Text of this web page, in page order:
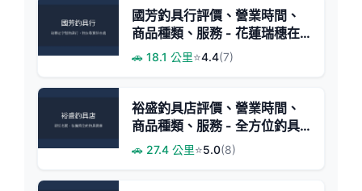
國芳釣具行評價、營業時間、
商品種類、服務 - 花蓮瑞穗在
地釣具老店
🚗 18.1 公里⭐4.4(7)
裕盛釣具店評價、營業時間、
商品種類、服務 - 全方位釣具
專賣
🚗 27.4 公里⭐5.0(8)